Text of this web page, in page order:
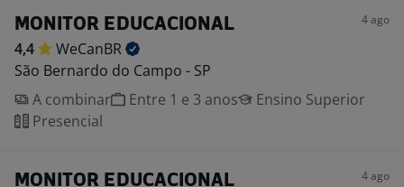
MONITOR EDUCACIONAL 4 ago
4,4
WeCanBR
São Bernardo do Campo - SP
A combinar
Entre 1 e 3 anos
Ensino Superior
Presencial
MONITOR EDUCACIONAL 4 ago